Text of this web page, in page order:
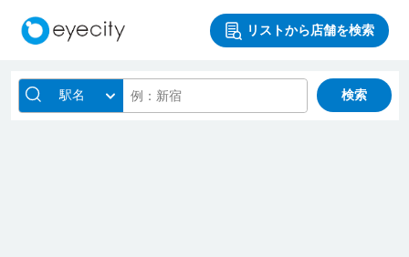
リストから店舗を検索
駅名 検索